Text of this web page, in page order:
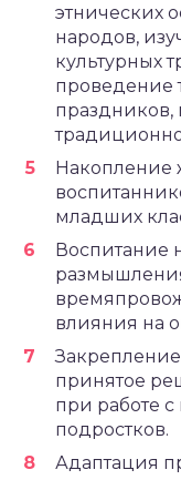
этнических
народов,
культурных
проведение
праздников,
Накопление
младших
Воспитание
влияния на
Закрепление
принятое
при работе
подростков.
Адаптация